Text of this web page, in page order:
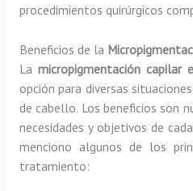
procedimientos quirúrgicos
Beneficios de la
La micropigmentación capilar
opción para diversas
de cabello. Los beneficios son
necesidades y objetivos de
menciono algunos de los
tratamiento: